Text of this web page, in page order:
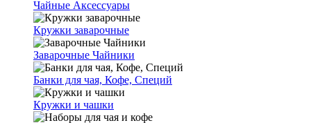
Чайные Аксессуары
Кружки заварочные
Заварочные Чайники
Банки для чая, Кофе, Специй
Кружки и чашки